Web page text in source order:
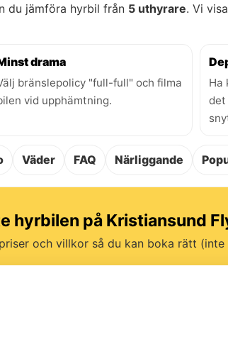
du jämföra hyrbil från 5 uthyrare. Vi
drama
bränslepolicy "full-full" och filma
vid upphämtning.
Ha
det
Väder FAQ Närliggande
hyrbilen på Kristiansund
och villkor så du kan boka rätt